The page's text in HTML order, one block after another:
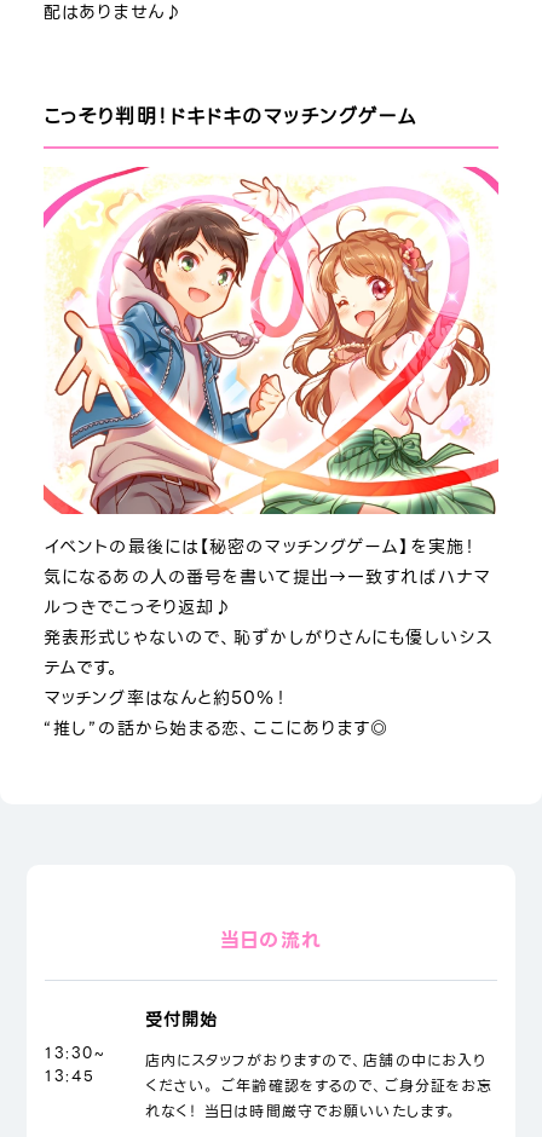
配はありません♪
こっそり判明！ドキドキのマッチングゲーム
イベントの最後には【秘密のマッチングゲーム】を実施！
気になるあの人の番号を書いて提出→一致すればハナマ
ルつきでこっそり返却♪
発表形式じゃないので、恥ずかしがりさんにも優しいシス
テムです。
マッチング率はなんと約50％！
“推し”の話から始まる恋、ここにあります◎
当日の流れ
13:30~
13:45
受付開始
店内にスタッフがおりますので、店舗の中にお入り
ください。 ご年齢確認をするので、ご身分証をお忘
れなく！ 当日は時間厳守でお願いいたします。